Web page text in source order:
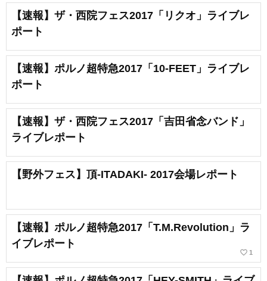
【速報】ザ・西院フェス2017「リクオ」ライブレ
ポート
【速報】ポルノ超特急2017「10-FEET」ライブレ
ポート
【速報】ザ・西院フェス2017「吉田省念バンド」
ライブレポート
【野外フェス】頂-ITADAKI- 2017会場レポート
【速報】ポルノ超特急2017「T.M.Revolution」ラ
イブレポート
favorite_border 1